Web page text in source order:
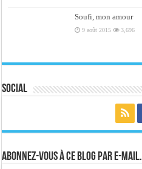
Soufi, mon amour
9 août 2015 3,696
Social
Abonnez-vous à ce blog par e-mail.